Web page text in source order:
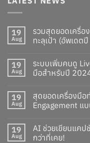
19
Aug
รวมสุดยอดเครื่อ
ทะลุเป้า (อัพเดต
19
Aug
ระบบเพิ่มคนดู
มือสำหรับปี
19
Aug
สุดยอดเครื่องมือ
Engagement แ
19
Aug
AI ช่วยเขียนแคป
กว่าที่เคย!